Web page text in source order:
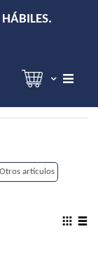
View
Otros artículos